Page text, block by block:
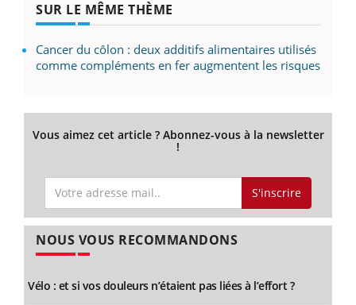
SUR LE MÊME THÈME
Cancer du côlon : deux additifs alimentaires utilisés
comme compléments en fer augmentent les risques
Vous aimez cet article ? Abonnez-vous à la newsletter
!
S'inscrire
NOUS VOUS RECOMMANDONS
Vélo : et si vos douleurs n’étaient pas liées à l’effort ?